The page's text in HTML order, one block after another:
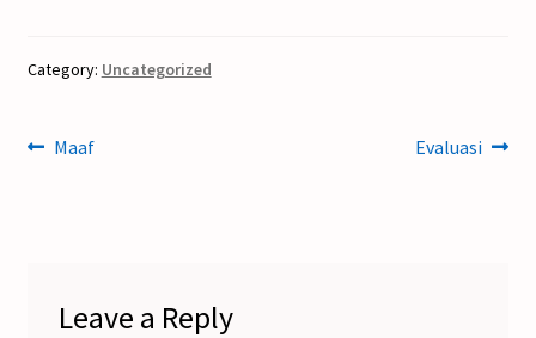
Category: Uncategorized
Post
Previous
Maaf
Next
Evaluasi
Leave a Reply